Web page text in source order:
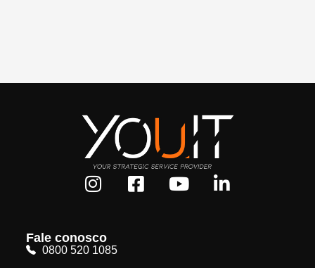
Fale conosco
0800 520 1085